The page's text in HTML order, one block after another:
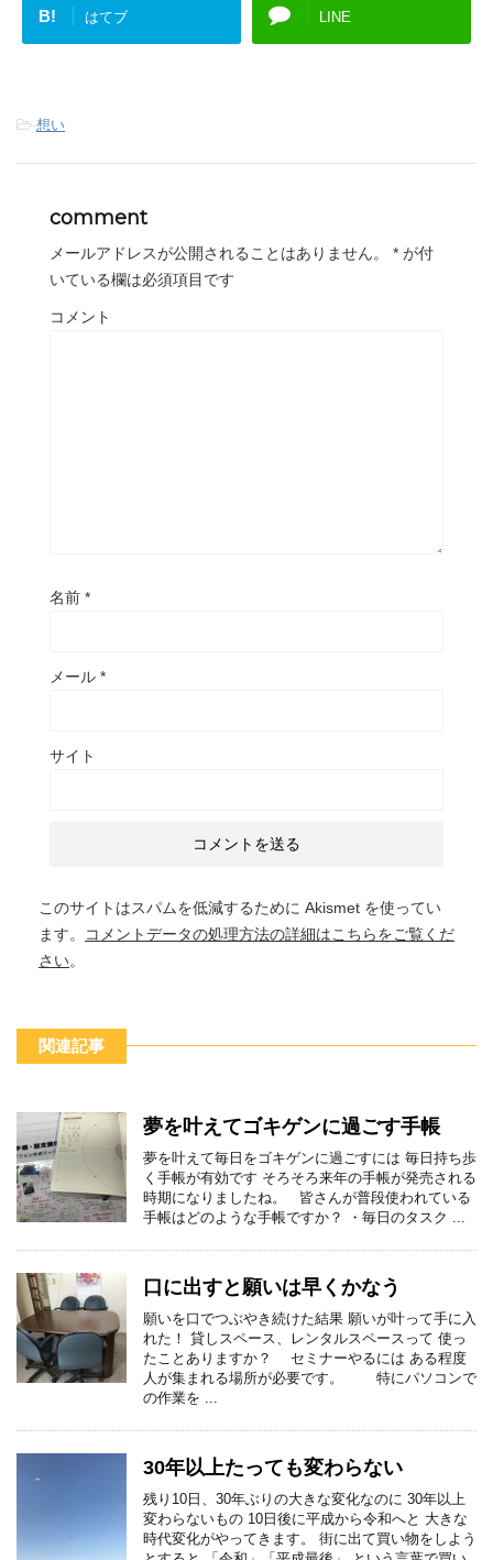
B! はてブ LINE
-想い
comment
メールアドレスが公開されることはありません。 * が付
いている欄は必須項目です
コメント
名前 *
メール *
サイト
このサイトはスパムを低減するために Akismet を使ってい
ます。
コメントデータの処理方法の詳細はこちらをご覧くだ
さい。
関連記事
夢を叶えてゴキゲンに過ごす手帳
夢を叶えて毎日をゴキゲンに過ごすには 毎日持ち歩
く手帳が有効です そろそろ来年の手帳が発売される
時期になりましたね。 皆さんが普段使われている
手帳はどのような手帳ですか？ ・毎日のタスク ...
口に出すと願いは早くかなう
願いを口でつぶやき続けた結果 願いが叶って手に入
れた！ 貸しスペース、レンタルスペースって 使っ
たことありますか？ セミナーやるには ある程度
人が集まれる場所が必要です。 特にパソコンで
の作業を ...
30年以上たっても変わらない
残り10日、30年ぶりの大きな変化なのに 30年以上
変わらないもの 10日後に平成から令和へと 大きな
時代変化がやってきます。 街に出て買い物をしよう